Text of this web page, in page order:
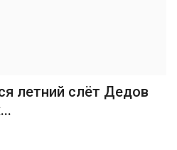
летний слёт Дедов